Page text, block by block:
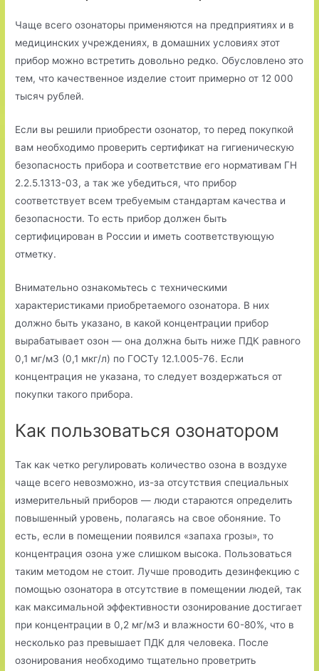
Чаще всего озонаторы применяются на предприятиях и в
медицинских учреждениях, в домашних условиях этот
прибор можно встретить довольно редко. Обусловлено это
тем, что качественное изделие стоит примерно от 12 000
тысяч рублей.
Если вы решили приобрести озонатор, то перед покупкой
вам необходимо проверить сертификат на гигиеническую
безопасность прибора и соответствие его нормативам ГН
2.2.5.1313-03, а так же убедиться, что прибор
соответствует всем требуемым стандартам качества и
безопасности. То есть прибор должен быть
сертифицирован в России и иметь соответствующую
отметку.
Внимательно ознакомьтесь с техническими
характеристиками приобретаемого озонатора. В них
должно быть указано, в какой концентрации прибор
вырабатывает озон — она должна быть ниже ПДК равного
0,1 мг/м3 (0,1 мкг/л) по ГОСТу 12.1.005-76. Если
концентрация не указана, то следует воздержаться от
покупки такого прибора.
Как пользоваться озонатором
Так как четко регулировать количество озона в воздухе
чаще всего невозможно, из-за отсутствия специальных
измерительный приборов — люди стараются определить
повышенный уровень, полагаясь на свое обоняние. То
есть, если в помещении появился «запаха грозы», то
концентрация озона уже слишком высока. Пользоваться
таким методом не стоит. Лучше проводить дезинфекцию с
помощью озонатора в отсутствие в помещении людей, так
как максимальной эффективности озонирование достигает
при концентрации в 0,2 мг/м3 и влажности 60-80%, что в
несколько раз превышает ПДК для человека. После
озонирования необходимо тщательно проветрить